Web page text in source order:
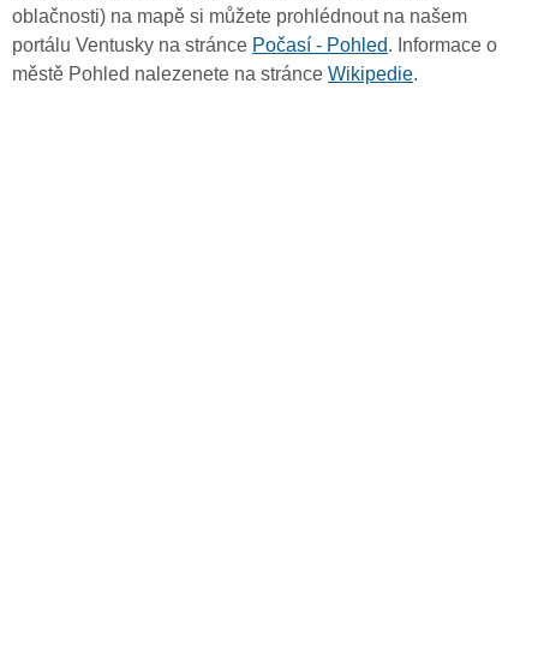
oblačnosti) na mapě si můžete prohlédnout na našem
portálu Ventusky na stránce Počasí - Pohled. Informace o
městě Pohled nalezenete na stránce Wikipedie.